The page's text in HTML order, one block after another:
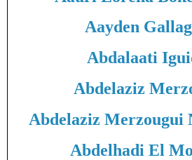
Aayden
Abdalaati
Abdelaziz
Abdelaziz Merzougui
Abdelhadi El